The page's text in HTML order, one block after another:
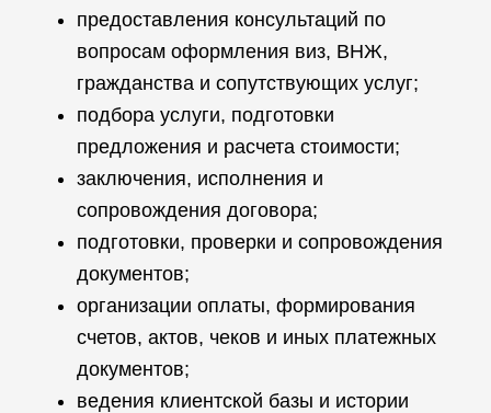
предоставления консультаций по
вопросам оформления виз, ВНЖ,
гражданства и сопутствующих услуг;
подбора услуги, подготовки
предложения и расчета стоимости;
заключения, исполнения и
сопровождения договора;
подготовки, проверки и сопровождения
документов;
организации оплаты, формирования
счетов, актов, чеков и иных платежных
документов;
ведения клиентской базы и истории